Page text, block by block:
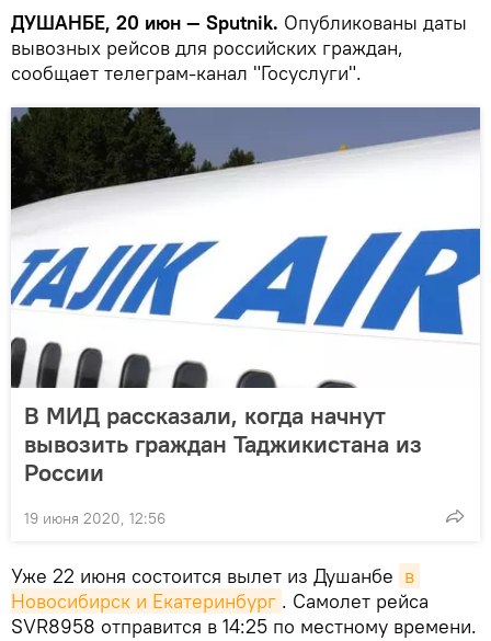
ДУШАНБЕ, 20 июн — Sputnik. Опубликованы даты
вывозных рейсов для российских граждан,
сообщает телеграм-канал "Госуслуги".
В МИД рассказали, когда начнут
вывозить граждан Таджикистана из
России
19 июня 2020, 12:56
Уже 22 июня состоится вылет из Душанбе в
Новосибирск и Екатеринбург . Самолет рейса
SVR8958 отправится в 14:25 по местному времени.